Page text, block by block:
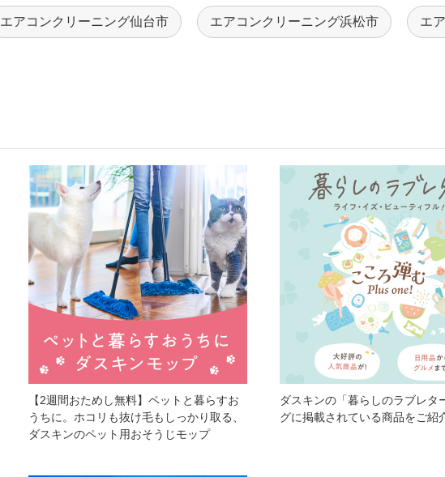
エアコンクリーニング仙台市 エアコンクリーニング浜松市 エ
【2週間おためし無料】ペットと暮らすお
うちに。ホコリも抜け毛もしっかり取る、
ダスキンのペット用おそうじモップ
ダスキンの「暮らしのラブレタ
グに掲載されている商品をご紹